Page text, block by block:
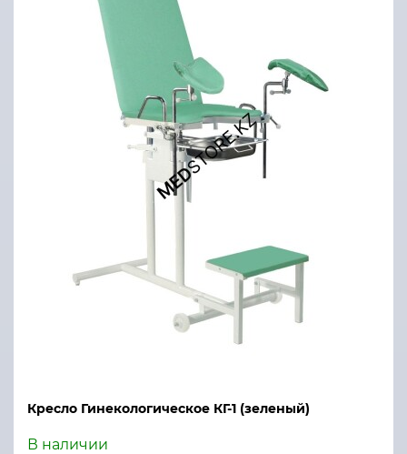
Кресло Гинекологическое КГ-1 (зеленый)
В наличии